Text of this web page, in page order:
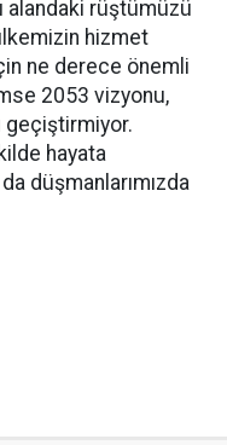
rüştümüzü
hizmet
ne derece önemli
2053 vizyonu,
geçiştirmiyor.
hayata
düşmanlarımızda